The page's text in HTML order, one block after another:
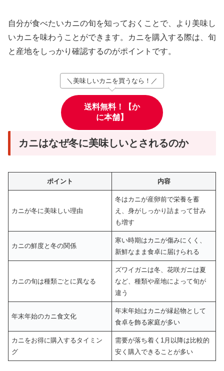
自分が食べたいカニの旬を知っておくことで、より美味し
いカニを味わうことができます。カニを購入する際は、旬
と産地をしっかり確認するのがポイントです。
＼美味しいカニを買うなら！／
送料無料！【か
に本舗】
カニはなぜ冬に美味しいとされるのか
ポイント 内容
カニが冬に美味しい理由
冬はカニが産卵前で栄養を蓄
え、身がしっかり詰まって甘み
も増す
カニの鮮度と冬の関係
寒い時期はカニが傷みにくく、
新鮮なまま食卓に届けられる
カニの旬は種類ごとに異なる
ズワイガニは冬、花咲ガニは夏
など、種類や産地によって旬が
違う
年末年始のカニ食文化
年末年始はカニが縁起物として
食卓を飾る家庭が多い
カニをお得に購入するタイミン
グ
需要が落ち着く1月以降は比較的
安く購入できることが多い